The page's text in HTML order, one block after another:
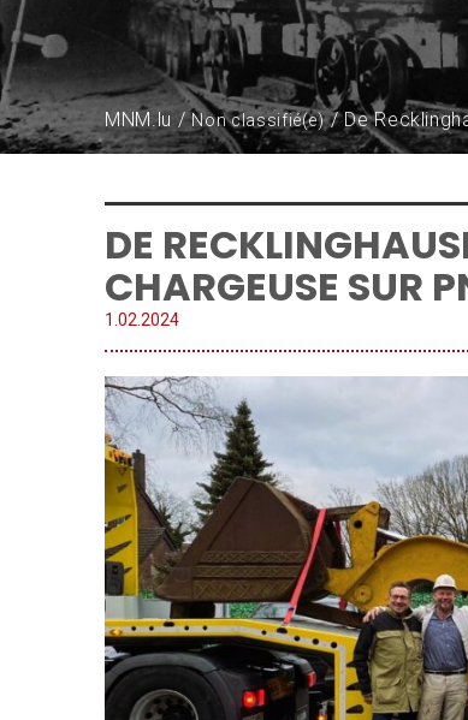
MNM.lu Non classifié(e) De
DE
CHARGEUSE SUR
1. 02 2024